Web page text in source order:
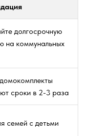
долгосрочную
на коммунальных
сроки в 2-3 раза
семей с детьми